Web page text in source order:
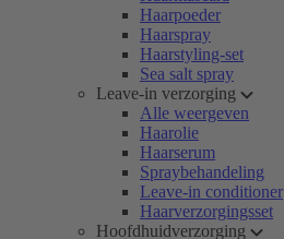
Haarpoeder
Haarspray
Haarstyling-set
Sea salt spray
Leave-in verzorging
Alle weergeven
Haarolie
Haarserum
Spraybehandeling
Leave-in conditioner
Haarverzorgingsset
Hoofdhuidverzorging